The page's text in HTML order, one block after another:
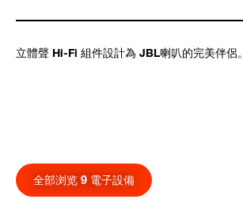
立體聲 Hi-Fi 組件設計為 JBL喇叭的完美伴侶。
全部浏览 9 電子設備